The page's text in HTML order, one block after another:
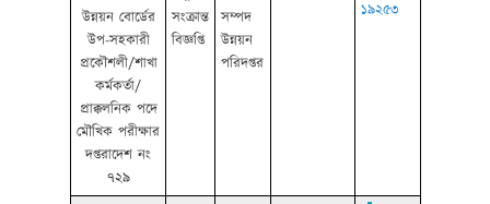
উন্নয়ন বোর্ডের
উপ-সহকারী
প্রকৌশলী/শাখা
কর্মকর্তা/
প্রাক্কলনিক পদে
মৌখিক পরীক্ষার
দপ্তরাদেশ নং
৭২৯
সংক্রান্ত
বিজ্ঞপ্তি
সম্পদ
উন্নয়ন
পরিদপ্তর
১৯২৫৩